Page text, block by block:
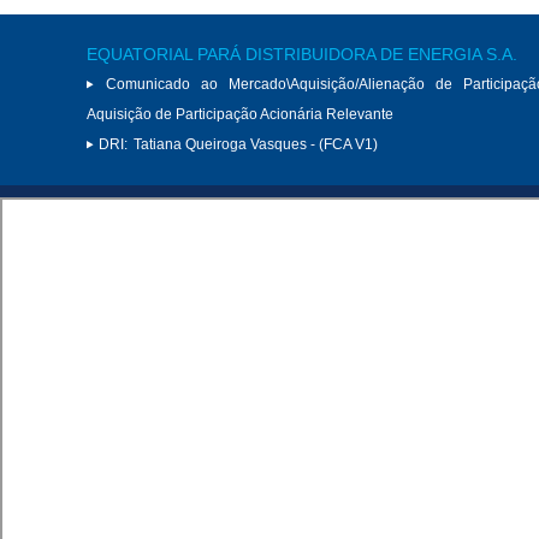
EQUATORIAL PARÁ DISTRIBUIDORA DE ENERGIA S.A.
Comunicado ao Mercado\Aquisição/Alienação de
Aquisição de Participação Acionária Relevante
DRI: Tatiana Queiroga Vasques - (FCA V1)